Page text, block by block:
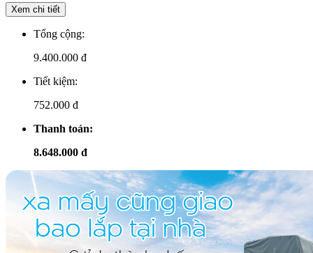
Xem chi tiết
Tổng cộng:
9.400.000 đ
Tiết kiệm:
752.000 đ
Thanh toán:
8.648.000 đ